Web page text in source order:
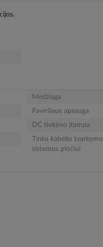
Medžiaga
Paviršiaus apsauga
DC tiekimo įtampa
Tinka kabelio tvarkymo
sistemos pločiui